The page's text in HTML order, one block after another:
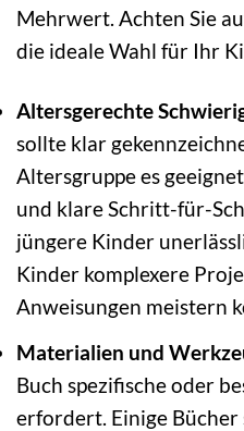
Mehrwert. Achten Sie
die ideale Wahl für Ihr
Altersgerechte
sollte klar
Altersgruppe es
und klare Schritt-für-
jüngere Kinder
Kinder komplexere
Anweisungen meistern
Materialien und
Buch spezifische oder
erfordert. Einige Bücher